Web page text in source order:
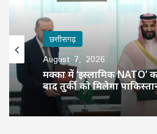
छत्तीसगढ़
August 7, 2026
मक्का में ‘इस्लामिक NATO’
बाद तुर्की को मिलेगा